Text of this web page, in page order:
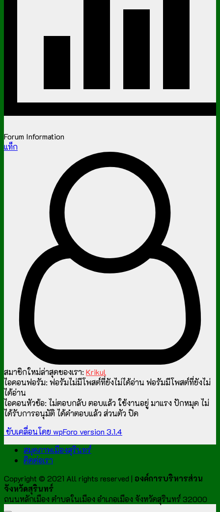
Forum Information
แท็ก
สมาชิกใหม่ล่าสุดของเรา: Krikul
ไอคอนฟอรัม: ฟอรัมไม่มีโพสต์ที่ยังไม่ได้อ่าน ฟอรัมมีโพสต์ที่ยังไม่
ได้อ่าน
ไอคอนหัวข้อ: ไม่ตอบกลับ ตอบแล้ว ใช้งานอยู่ มาแรง ปักหมุด ไม่
ได้รับการอนุมัติ ได้คำตอบแล้ว ส่วนตัว ปิด
ขับเคลื่อนโดย wpForo version 3.1.4
สมุดภาพเมืองสุรินทร์
ติดต่อเรา
Copyright © 2021 All rights reserved | องค์การบริหารส่วน
จังหวัดสุรินทร์
ถนนหลักเมือง ตำบลในเมือง อำเภอเมือง จังหวัดสุรินทร์ 32000